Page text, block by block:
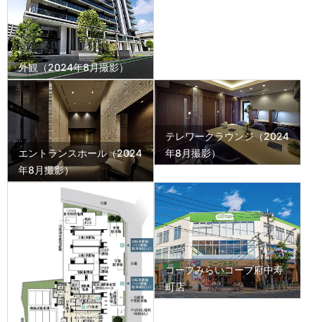
外観（2024年8月撮影）
エントランスホール（2024
年8月撮影）
テレワークラウンジ（2024
年8月撮影）
コープみらいコープ府中寿
町店